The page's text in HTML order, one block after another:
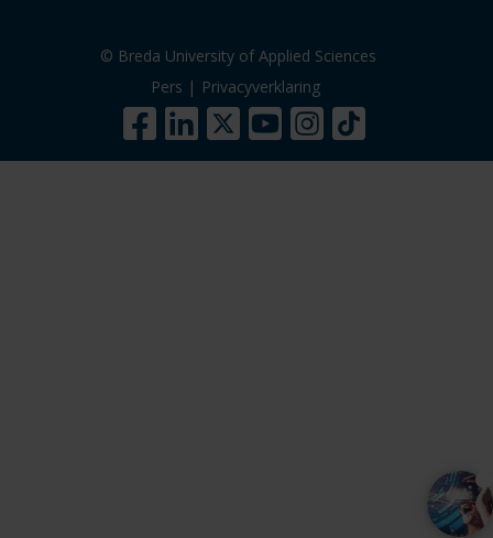
© Breda University of Applied Sciences
Pers | Privacyverklaring